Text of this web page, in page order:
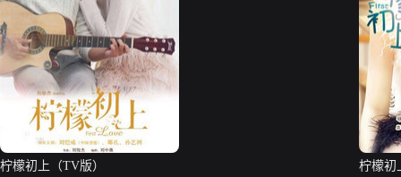
柠檬初上（TV版）
柠檬初